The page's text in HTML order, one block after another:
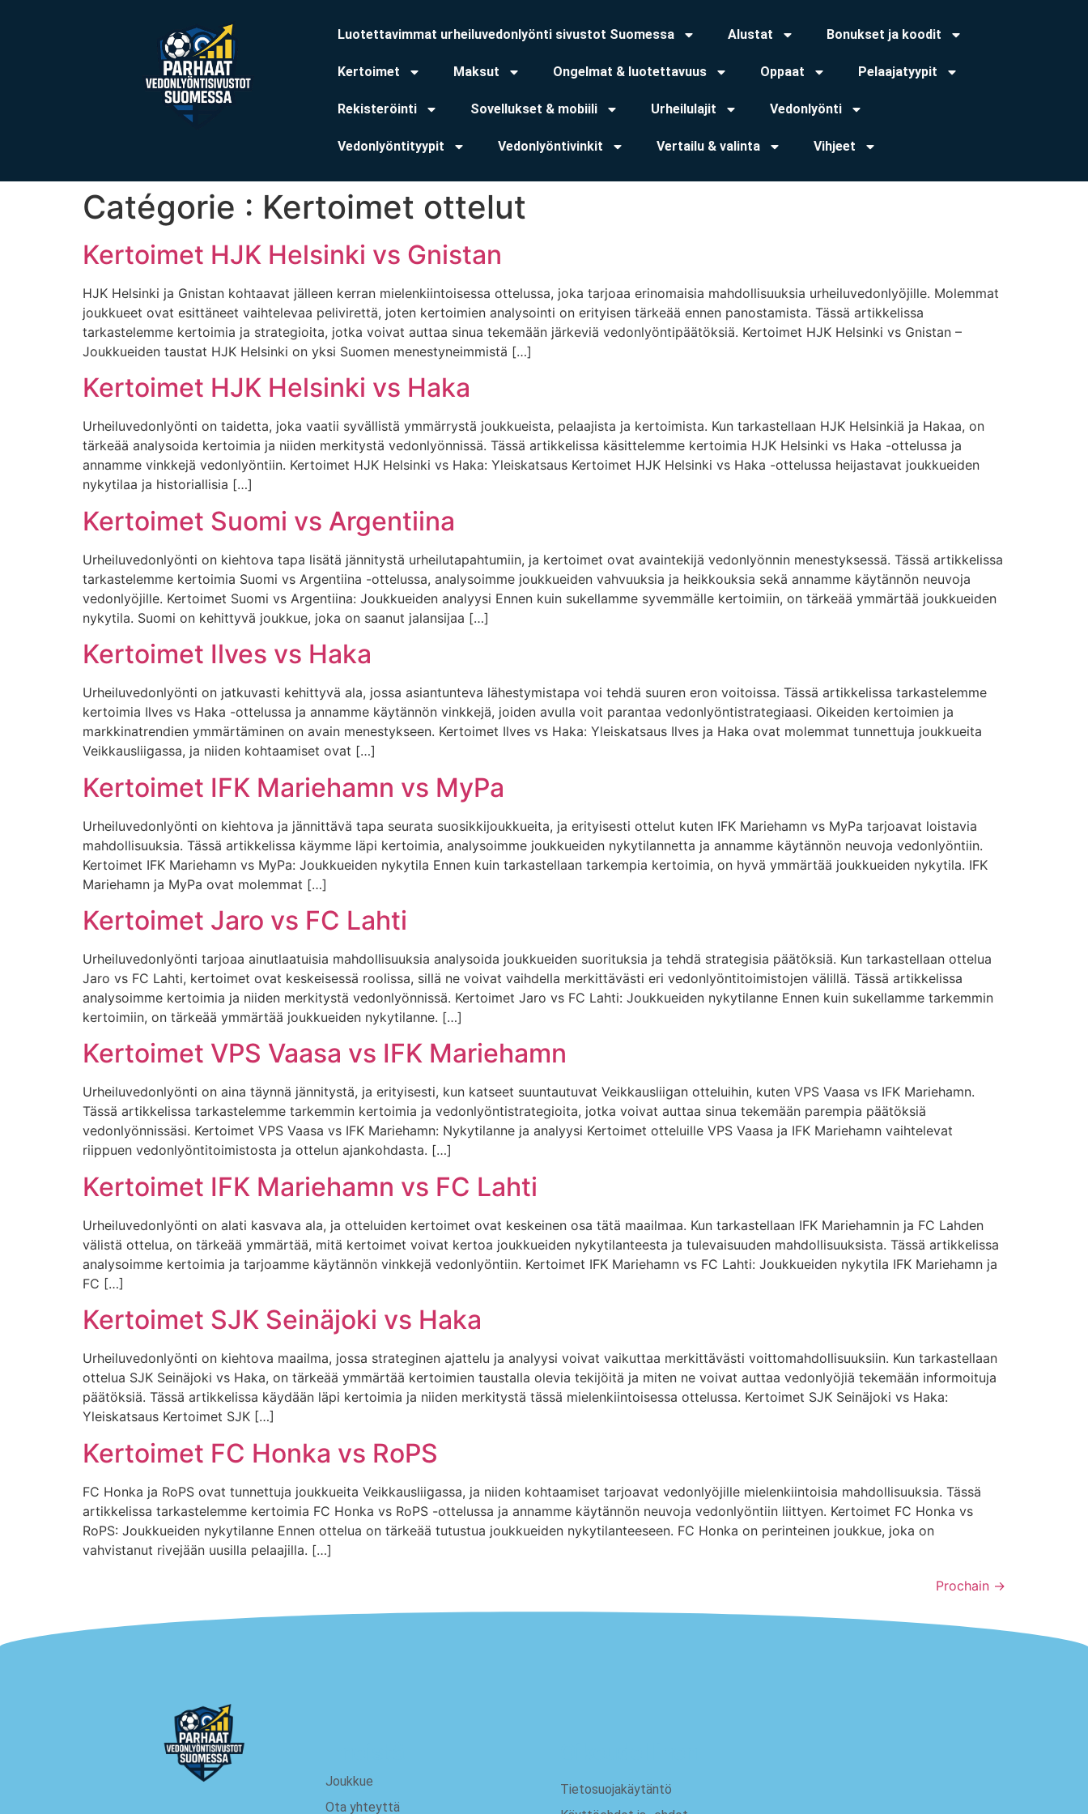
Luotettavimmat urheiluvedonlyönti sivustot Suomessa Alustat Bonukset ja koodit
Kertoimet Maksut Ongelmat & luotettavuus Oppaat Pelaajatyypit
Rekisteröinti Sovellukset & mobiili Urheilulajit Vedonlyönti
Vedonlyöntityypit Vedonlyöntivinkit Vertailu & valinta Vihjeet
Catégorie : Kertoimet ottelut
Kertoimet HJK Helsinki vs Gnistan
HJK Helsinki ja Gnistan kohtaavat jälleen kerran mielenkiintoisessa ottelussa, joka tarjoaa erinomaisia mahdollisuuksia urheiluvedonlyöjille. Molemmat
joukkueet ovat esittäneet vaihtelevaa pelivirettä, joten kertoimien analysointi on erityisen tärkeää ennen panostamista. Tässä artikkelissa
tarkastelemme kertoimia ja strategioita, jotka voivat auttaa sinua tekemään järkeviä vedonlyöntipäätöksiä. Kertoimet HJK Helsinki vs Gnistan –
Joukkueiden taustat HJK Helsinki on yksi Suomen menestyneimmistä […]
Kertoimet HJK Helsinki vs Haka
Urheiluvedonlyönti on taidetta, joka vaatii syvällistä ymmärrystä joukkueista, pelaajista ja kertoimista. Kun tarkastellaan HJK Helsinkiä ja Hakaa, on
tärkeää analysoida kertoimia ja niiden merkitystä vedonlyönnissä. Tässä artikkelissa käsittelemme kertoimia HJK Helsinki vs Haka -ottelussa ja
annamme vinkkejä vedonlyöntiin. Kertoimet HJK Helsinki vs Haka: Yleiskatsaus Kertoimet HJK Helsinki vs Haka -ottelussa heijastavat joukkueiden
nykytilaa ja historiallisia […]
Kertoimet Suomi vs Argentiina
Urheiluvedonlyönti on kiehtova tapa lisätä jännitystä urheilutapahtumiin, ja kertoimet ovat avaintekijä vedonlyönnin menestyksessä. Tässä artikkelissa
tarkastelemme kertoimia Suomi vs Argentiina -ottelussa, analysoimme joukkueiden vahvuuksia ja heikkouksia sekä annamme käytännön neuvoja
vedonlyöjille. Kertoimet Suomi vs Argentiina: Joukkueiden analyysi Ennen kuin sukellamme syvemmälle kertoimiin, on tärkeää ymmärtää joukkueiden
nykytila. Suomi on kehittyvä joukkue, joka on saanut jalansijaa […]
Kertoimet Ilves vs Haka
Urheiluvedonlyönti on jatkuvasti kehittyvä ala, jossa asiantunteva lähestymistapa voi tehdä suuren eron voitoissa. Tässä artikkelissa tarkastelemme
kertoimia Ilves vs Haka -ottelussa ja annamme käytännön vinkkejä, joiden avulla voit parantaa vedonlyöntistrategiaasi. Oikeiden kertoimien ja
markkinatrendien ymmärtäminen on avain menestykseen. Kertoimet Ilves vs Haka: Yleiskatsaus Ilves ja Haka ovat molemmat tunnettuja joukkueita
Veikkausliigassa, ja niiden kohtaamiset ovat […]
Kertoimet IFK Mariehamn vs MyPa
Urheiluvedonlyönti on kiehtova ja jännittävä tapa seurata suosikkijoukkueita, ja erityisesti ottelut kuten IFK Mariehamn vs MyPa tarjoavat loistavia
mahdollisuuksia. Tässä artikkelissa käymme läpi kertoimia, analysoimme joukkueiden nykytilannetta ja annamme käytännön neuvoja vedonlyöntiin.
Kertoimet IFK Mariehamn vs MyPa: Joukkueiden nykytila Ennen kuin tarkastellaan tarkempia kertoimia, on hyvä ymmärtää joukkueiden nykytila. IFK
Mariehamn ja MyPa ovat molemmat […]
Kertoimet Jaro vs FC Lahti
Urheiluvedonlyönti tarjoaa ainutlaatuisia mahdollisuuksia analysoida joukkueiden suorituksia ja tehdä strategisia päätöksiä. Kun tarkastellaan ottelua
Jaro vs FC Lahti, kertoimet ovat keskeisessä roolissa, sillä ne voivat vaihdella merkittävästi eri vedonlyöntitoimistojen välillä. Tässä artikkelissa
analysoimme kertoimia ja niiden merkitystä vedonlyönnissä. Kertoimet Jaro vs FC Lahti: Joukkueiden nykytilanne Ennen kuin sukellamme tarkemmin
kertoimiin, on tärkeää ymmärtää joukkueiden nykytilanne. […]
Kertoimet VPS Vaasa vs IFK Mariehamn
Urheiluvedonlyönti on aina täynnä jännitystä, ja erityisesti, kun katseet suuntautuvat Veikkausliigan otteluihin, kuten VPS Vaasa vs IFK Mariehamn.
Tässä artikkelissa tarkastelemme tarkemmin kertoimia ja vedonlyöntistrategioita, jotka voivat auttaa sinua tekemään parempia päätöksiä
vedonlyönnissäsi. Kertoimet VPS Vaasa vs IFK Mariehamn: Nykytilanne ja analyysi Kertoimet otteluille VPS Vaasa ja IFK Mariehamn vaihtelevat
riippuen vedonlyöntitoimistosta ja ottelun ajankohdasta. […]
Kertoimet IFK Mariehamn vs FC Lahti
Urheiluvedonlyönti on alati kasvava ala, ja otteluiden kertoimet ovat keskeinen osa tätä maailmaa. Kun tarkastellaan IFK Mariehamnin ja FC Lahden
välistä ottelua, on tärkeää ymmärtää, mitä kertoimet voivat kertoa joukkueiden nykytilanteesta ja tulevaisuuden mahdollisuuksista. Tässä artikkelissa
analysoimme kertoimia ja tarjoamme käytännön vinkkejä vedonlyöntiin. Kertoimet IFK Mariehamn vs FC Lahti: Joukkueiden nykytila IFK Mariehamn ja
FC […]
Kertoimet SJK Seinäjoki vs Haka
Urheiluvedonlyönti on kiehtova maailma, jossa strateginen ajattelu ja analyysi voivat vaikuttaa merkittävästi voittomahdollisuuksiin. Kun tarkastellaan
ottelua SJK Seinäjoki vs Haka, on tärkeää ymmärtää kertoimien taustalla olevia tekijöitä ja miten ne voivat auttaa vedonlyöjiä tekemään informoituja
päätöksiä. Tässä artikkelissa käydään läpi kertoimia ja niiden merkitystä tässä mielenkiintoisessa ottelussa. Kertoimet SJK Seinäjoki vs Haka:
Yleiskatsaus Kertoimet SJK […]
Kertoimet FC Honka vs RoPS
FC Honka ja RoPS ovat tunnettuja joukkueita Veikkausliigassa, ja niiden kohtaamiset tarjoavat vedonlyöjille mielenkiintoisia mahdollisuuksia. Tässä
artikkelissa tarkastelemme kertoimia FC Honka vs RoPS -ottelussa ja annamme käytännön neuvoja vedonlyöntiin liittyen. Kertoimet FC Honka vs
RoPS: Joukkueiden nykytilanne Ennen ottelua on tärkeää tutustua joukkueiden nykytilanteeseen. FC Honka on perinteinen joukkue, joka on
vahvistanut rivejään uusilla pelaajilla. […]
Prochain →
Joukkue
Ota yhteyttä
Tietosuojakäytäntö